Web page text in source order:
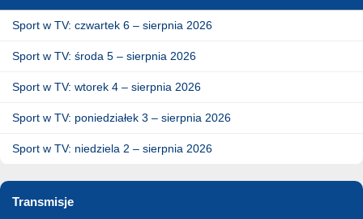
Sport w TV: czwartek 6 – sierpnia 2026
Sport w TV: środa 5 – sierpnia 2026
Sport w TV: wtorek 4 – sierpnia 2026
Sport w TV: poniedziałek 3 – sierpnia 2026
Sport w TV: niedziela 2 – sierpnia 2026
Transmisje